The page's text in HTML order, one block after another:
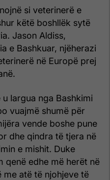
si veterinerë e
këtë boshllëk sytë
Jason Aldiss,
e Bashkuar, njëherazi
në Europë prej
largua nga Bashkimi
vuajmë shumë për
vende boshe pune
dhe qindra të tjera në
e mishit. Duke
qenë edhe më herët në
atë të njohjeve të